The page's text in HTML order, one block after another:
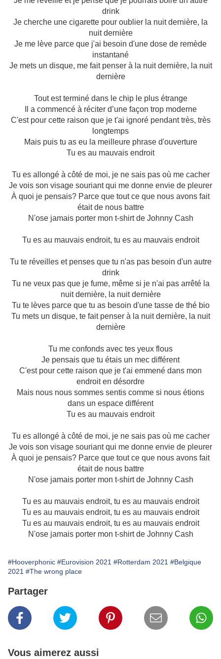
drink
Je cherche une cigarette pour oublier la nuit dernière, la
nuit dernière
Je me lève parce que j'ai besoin d'une dose de remède
instantané
Je mets un disque, me fait penser à la nuit dernière, la nuit
dernière
Tout est terminé dans le chip le plus étrange
Il a commencé à réciter d’une façon trop moderne
C'est pour cette raison que je t'ai ignoré pendant très, très
longtemps
Mais puis tu as eu la meilleure phrase d'ouverture
Tu es au mauvais endroit
Tu es allongé à côté de moi, je ne sais pas où me cacher
Je vois son visage souriant qui me donne envie de pleurer
À quoi je pensais? Parce que tout ce que nous avons fait
était de nous battre
N'ose jamais porter mon t-shirt de Johnny Cash
Tu es au mauvais endroit, tu es au mauvais endroit
Tu te réveilles et penses que tu n'as pas besoin d'un autre
drink
Tu ne veux pas que je fume, même si je n'ai pas arrêté la
nuit dernière, la nuit dernière
Tu te lèves parce que tu as besoin d'une tasse de thé bio
Tu mets un disque, te fait penser à la nuit dernière, la nuit
dernière
Tu me confonds avec tes yeux flous
Je pensais que tu étais un mec différent
C'est pour cette raison que je t'ai emmené dans mon
endroit en désordre
Mais nous nous sommes sentis comme si nous étions
dans un espace différent
Tu es au mauvais endroit
Tu es allongé à côté de moi, je ne sais pas où me cacher
Je vois son visage souriant qui me donne envie de pleurer
À quoi je pensais? Parce que tout ce que nous avons fait
était de nous battre
N'ose jamais porter mon t-shirt de Johnny Cash
Tu es au mauvais endroit, tu es au mauvais endroit
Tu es au mauvais endroit, tu es au mauvais endroit
Tu es au mauvais endroit, tu es au mauvais endroit
N'ose jamais porter mon t-shirt de Johnny Cash
#Hooverphonic #Eurovision 2021 #Rotterdam 2021 #Belgique
2021 #The wrong place
Partager
Vous aimerez aussi